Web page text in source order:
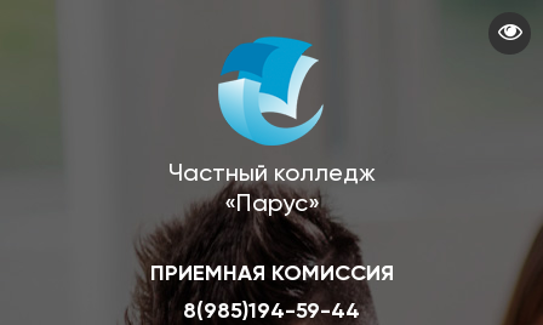
Частный колледж
«Парус»
ПРИЕМНАЯ КОМИССИЯ
8(985)194-59-44